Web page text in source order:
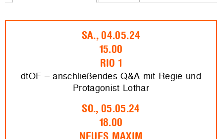
SA., 04.05.24
15.00
RIO 1
dtOF – anschließendes Q&A mit Regie und
Protagonist Lothar
SO., 05.05.24
18.00